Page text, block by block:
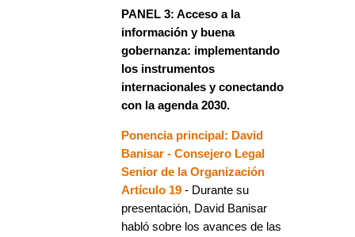
PANEL 3: Acceso a la
información y buena
gobernanza: implementando
los instrumentos
internacionales y conectando
con la agenda 2030.
Ponencia principal: David
Banisar - Consejero Legal
Senior de la Organización
Artículo 19 - Durante su
presentación, David Banisar
habló sobre los avances de las